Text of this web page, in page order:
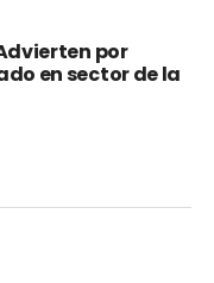
por
en sector de la